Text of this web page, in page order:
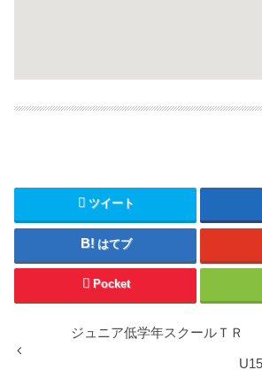
ツイート
はてブ
Pocket
ジュニア低学年スクールＴＲ